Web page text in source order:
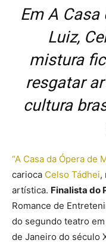
EmA Casa
Luiz,
mistura
resgatar
cultura
“A Casa da Ópera de
carioca Celso Tádhei,
artística. Finalista do
Romance de
do segundo teatro
de Janeiro do século